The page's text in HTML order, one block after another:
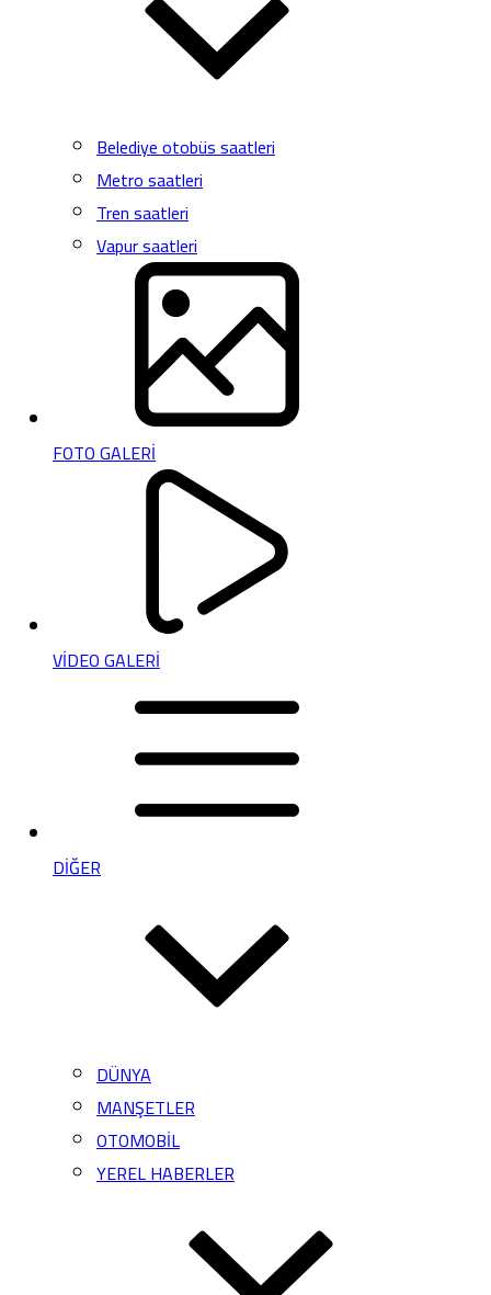
Belediye otobüs saatleri
Metro saatleri
Tren saatleri
Vapur saatleri
FOTO GALERİ
VİDEO GALERİ
DİĞER
DÜNYA
MANŞETLER
OTOMOBİL
YEREL HABERLER